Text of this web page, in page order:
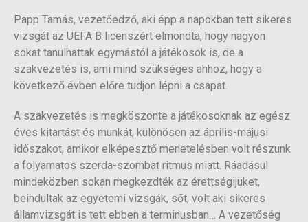
Papp Tamás, vezetőedző, aki épp a napokban tett sikeres
vizsgát az UEFA B licenszért elmondta, hogy nagyon
sokat tanulhattak egymástól a játékosok is, de a
szakvezetés is, ami mind szükséges ahhoz, hogy a
következő évben előre tudjon lépni a csapat.
A szakvezetés is megköszönte a játékosoknak az egész
éves kitartást és munkát, különösen az április-májusi
időszakot, amikor elképesztő menetelésben volt részünk
a folyamatos szerda-szombat ritmus miatt. Ráadásul
mindeközben sokan megkezdték az érettségijüket,
beindultak az egyetemi vizsgák, sőt, volt aki sikeres
államvizsgát is tett ebben a terminusban… A vezetőség